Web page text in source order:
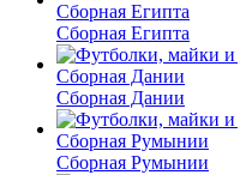
Сборная Египта
Сборная Дании
Сборная Румынии